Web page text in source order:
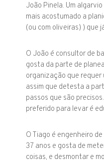
João Pinela. Um
mais acostumado a
(ou com oliveiras) ) que
O João é consultor de
gosta da parte de
organização que requer
assim que detesta a
passos que são
preferido para levar é
O Tiago é engenheiro
37 anos e gosta de
coisas, e desmontar e